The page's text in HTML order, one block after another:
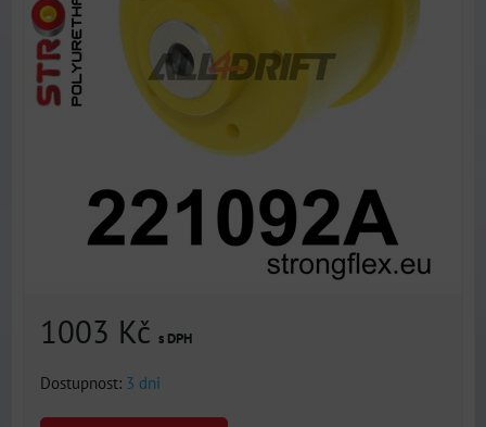
1003 Kč s DPH
Dostupnost: 3 dni